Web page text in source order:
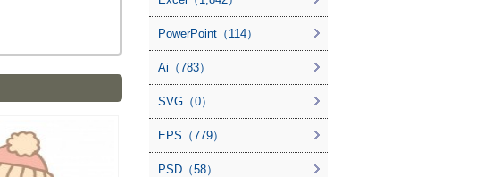
PowerPoint（114）
Ai（783）
SVG（0）
EPS（779）
PSD（58）